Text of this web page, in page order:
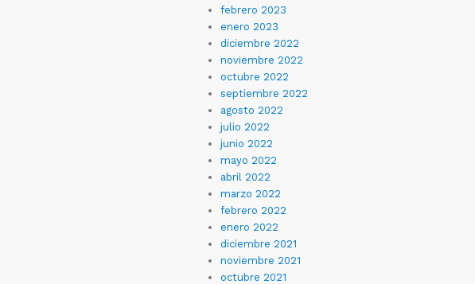
febrero 2023
enero 2023
diciembre 2022
noviembre 2022
octubre 2022
septiembre 2022
agosto 2022
julio 2022
junio 2022
mayo 2022
abril 2022
marzo 2022
febrero 2022
enero 2022
diciembre 2021
noviembre 2021
octubre 2021